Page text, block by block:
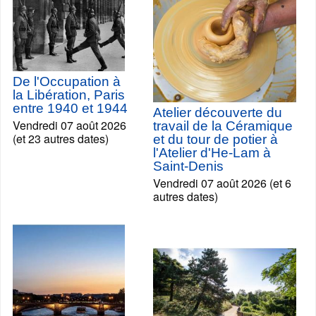
De l'Occupation à
la Libération, Paris
entre 1940 et 1944
Vendredi 07 août 2026
(et 23 autres dates)
Atelier découverte du
travail de la Céramique
et du tour de potier à
l'Atelier d'He-Lam à
Saint-Denis
Vendredi 07 août 2026 (et 6
autres dates)